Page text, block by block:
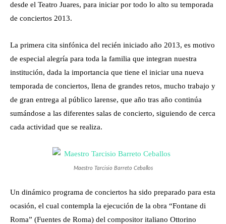
desde el Teatro Juares, para iniciar por todo lo alto su temporada
de conciertos 2013.
La primera cita sinfónica del recién iniciado año 2013, es motivo
de especial alegría para toda la familia que integran nuestra
institución, dada la importancia que tiene el iniciar una nueva
temporada de conciertos, llena de grandes retos, mucho trabajo y
de gran entrega al público larense, que año tras año continúa
sumándose a las diferentes salas de concierto, siguiendo de cerca
cada actividad que se realiza.
Maestro Tarcisio Barreto Ceballos
Un dinámico programa de conciertos ha sido preparado para esta
ocasión, el cual contempla la ejecución de la obra “Fontane di
Roma” (Fuentes de Roma) del compositor italiano Ottorino